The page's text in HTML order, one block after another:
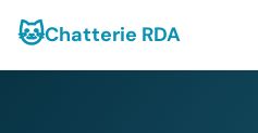
🐱Chatterie RDA